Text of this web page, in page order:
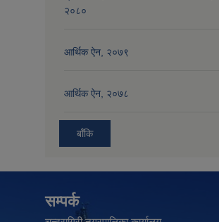
२०८०
आर्थिक ऐन, २०७९
आर्थिक ऐन, २०७८
बाँकि
सम्पर्क